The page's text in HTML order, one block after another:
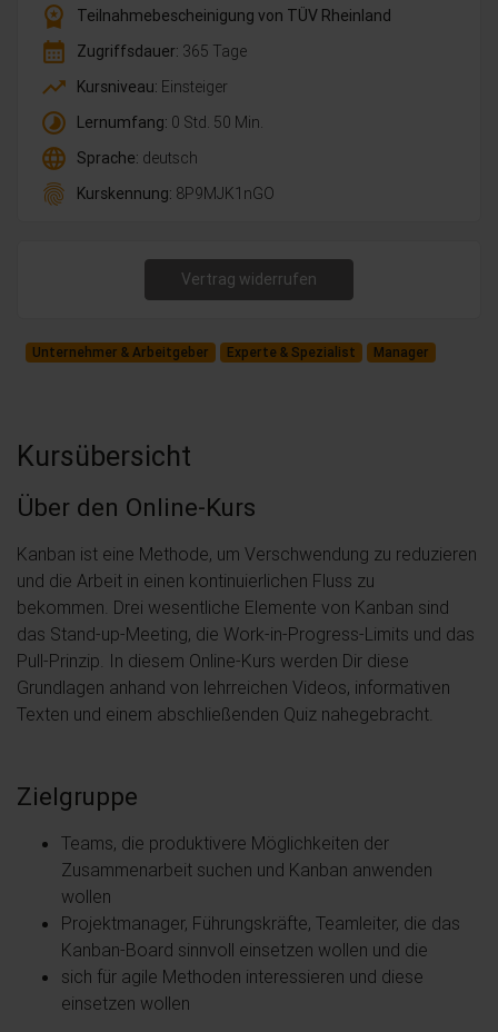
workspace_premium
Teilnahmebescheinigung von TÜV Rheinland
calendar_month Zugriffsdauer: 365 Tage
trending_up Kursniveau: Einsteiger
timelapse Lernumfang: 0 Std. 50 Min.
language Sprache: deutsch
fingerprint Kurskennung: 8P9MJK1nGO
Vertrag widerrufen
Unternehmer & Arbeitgeber Experte & Spezialist Manager
Kursübersicht
Über den Online-Kurs
Kanban ist eine Methode, um Verschwendung zu reduzieren
und die Arbeit in einen kontinuierlichen Fluss zu
bekommen. Drei wesentliche Elemente von Kanban sind
das Stand-up-Meeting, die Work-in-Progress-Limits und das
Pull-Prinzip. In diesem Online-Kurs werden Dir diese
Grundlagen anhand von lehrreichen Videos, informativen
Texten und einem abschließenden Quiz nahegebracht.
Zielgruppe
Teams, die produktivere Möglichkeiten der
Zusammenarbeit suchen und Kanban anwenden
wollen
Projektmanager, Führungskräfte, Teamleiter, die das
Kanban-Board sinnvoll einsetzen wollen und die
sich für agile Methoden interessieren und diese
einsetzen wollen